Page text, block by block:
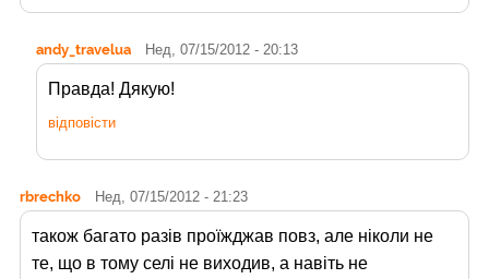
andy_travelua Нед, 07/15/2012 - 20:13
Правда! Дякую!
відповісти
rbrechko Нед, 07/15/2012 - 21:23
також багато разів проїжджав повз, але ніколи не
те, що в тому селі не виходив, а навіть не